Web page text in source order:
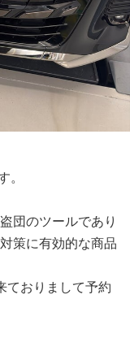
。
団のツールであり
策に有効的な商品
ておりまして予約